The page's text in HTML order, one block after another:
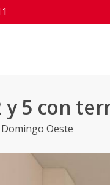
y 5 con
Oeste